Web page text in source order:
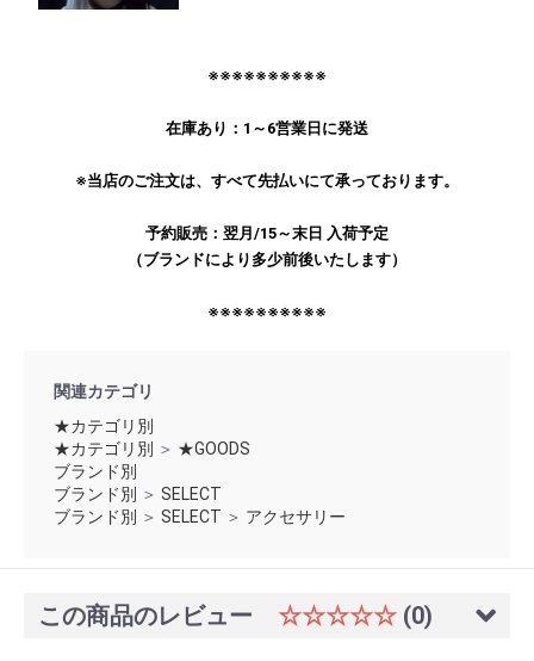
※※※※※※※※※※
在庫あり：1～6営業日に発送
※当店のご注文は、すべて先払いにて承っております。
予約販売：翌月/15～末日 入荷予定
（ブランドにより多少前後いたします）
※※※※※※※※※※
関連カテゴリ
★カテゴリ別
★カテゴリ別 ＞ ★GOODS
ブランド別
ブランド別 ＞ SELECT
ブランド別 ＞ SELECT ＞ アクセサリー
この商品のレビュー ☆☆☆☆☆ (0)